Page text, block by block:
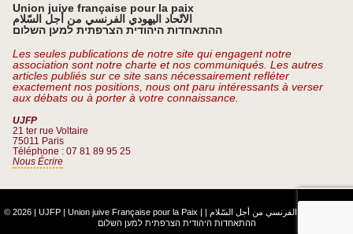
Union juive française pour la paix
الاتّحاد اليهودي الفرنسي من أجل السّلام
ההתאחדות היהודית הצרפתית למען השלום
Les seules publications de notre site qui engagent notre
association sont notre charte et nos communiqués. Les autres
articles publiés sur ce site sans nécessairement refléter
exactement nos positions, nous ont paru intéressants à verser
aux débats ou à porter à votre connaissance.
UJFP
21 ter rue Voltaire
75011 Paris
Téléphone : 07 81 89 95 25
Nous Écrire
© 2026 | UJFP | Union juive Française pour la Paix | الاتّحاد اليهودي الفرنسي من أجل السّلام |
ההתאחדות היהודית הצרפתית למען השלום